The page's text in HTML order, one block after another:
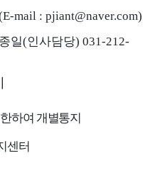
mail : pjiant@naver.com)
일(인사담당) 031-212-
하여 개별통지
센터